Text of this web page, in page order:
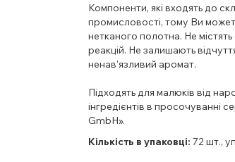
Компоненти, які входять до
промисловості, тому Ви
нетканого полотна. Не
реакцій. Не залишають
ненав'язливий аромат.
Підходять для малюків від
інгредієнтів в просочуванні
GmbH».
Кількість в упаковці: 72 шт.,